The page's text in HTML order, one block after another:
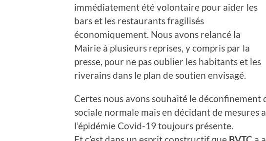
immédiatement été volontaire pour aider les
bars et les restaurants fragilisés
économiquement. Nous avons relancé la
Mairie à plusieurs reprises, y compris par la
presse, pour ne pas oublier les habitants et les
riverains dans le plan de soutien envisagé.
Certes nous avons souhaité le déconfinement
sociale normale mais en décidant de mesures
l’épidémie Covid-19 toujours présente.